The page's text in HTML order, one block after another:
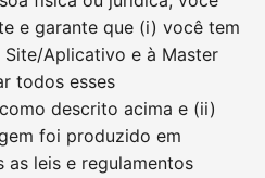
e garante que (i) você tem
Aplicativo e à Master
todos esses
descrito acima e (ii)
foi produzido em
leis e regulamentos